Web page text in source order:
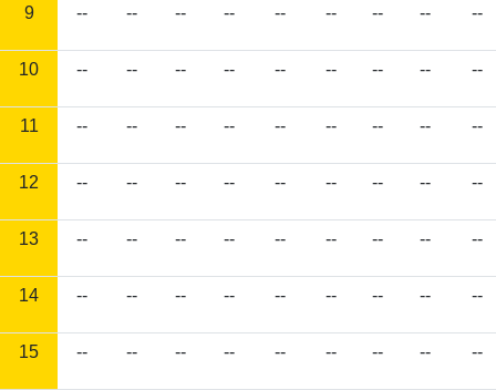
9 -- -- -- -- -- -- -- -- --
10 -- -- -- -- -- -- -- -- --
11 -- -- -- -- -- -- -- -- --
12 -- -- -- -- -- -- -- -- --
13 -- -- -- -- -- -- -- -- --
14 -- -- -- -- -- -- -- -- --
15 -- -- -- -- -- -- -- -- --